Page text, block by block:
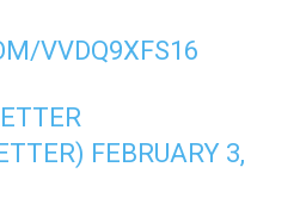
VVDQ9XFS16
FEBRUARY 3,